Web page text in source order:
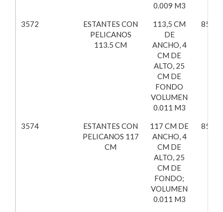
0.009 M3
3572
ESTANTES CON
PELICANOS
113.5 CM
113,5 CM
DE
ANCHO, 4
CM DE
ALTO, 25
CM DE
FONDO
VOLUMEN
0.011 M3
3574
ESTANTES CON
PELICANOS 117
CM
117 CM DE
ANCHO, 4
CM DE
ALTO, 25
CM DE
FONDO;
VOLUMEN
0.011 M3